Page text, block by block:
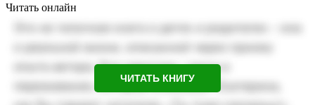
Читать онлайн
ЧИТАТЬ КНИГУ